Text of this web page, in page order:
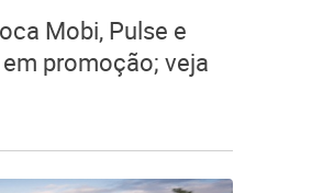
Mobi, Pulse e
promoção; veja